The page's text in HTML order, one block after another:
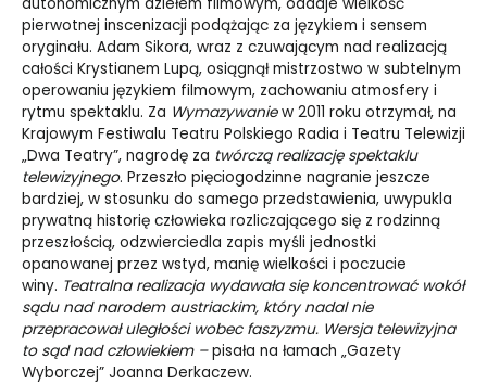
pierwotnej inscenizacji podążając za językiem i sensem
oryginału. Adam Sikora, wraz z czuwającym nad realizacją
całości Krystianem Lupą, osiągnął mistrzostwo w subtelnym
operowaniu językiem filmowym, zachowaniu atmosfery i
rytmu spektaklu. Za Wymazywaniew 2011 roku otrzymał, na
Krajowym Festiwalu Teatru Polskiego Radia i Teatru Telewizji
„Dwa Teatry”, nagrodę za twórczą realizację spektaklu
telewizyjnego. Przeszło pięciogodzinne nagranie jeszcze
bardziej, w stosunku do samego przedstawienia, uwypukla
prywatną historię człowieka rozliczającego się z rodzinną
przeszłością, odzwierciedla zapis myśli jednostki
opanowanej przez wstyd, manię wielkości i poczucie
winy. Teatralna realizacja wydawała się koncentrować wokół
sądu nad narodem austriackim, który nadal nie
przepracował uległości wobec faszyzmu. Wersja telewizyjna
to sąd nad człowiekiem –pisała na łamach „Gazety
Wyborczej” Joanna Derkaczew.